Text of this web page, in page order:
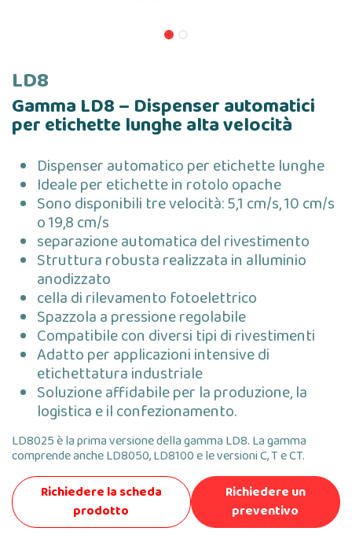
LD8
Gamma LD8 – Dispenser automatici
per etichette lunghe alta velocità
Dispenser automatico per etichette lunghe
Ideale per etichette in rotolo opache
Sono disponibili tre velocità: 5,1 cm/s, 10 cm/s
o 19,8 cm/s
separazione automatica del rivestimento
Struttura robusta realizzata in alluminio
anodizzato
cella di rilevamento fotoelettrico
Spazzola a pressione regolabile
Compatibile con diversi tipi di rivestimenti
Adatto per applicazioni intensive di
etichettatura industriale
Soluzione affidabile per la produzione, la
logistica e il confezionamento.
LD8025 è la prima versione della gamma LD8. La gamma
comprende anche LD8050, LD8100 e le versioni C, T e CT.
Richiedere la scheda
prodotto
Richiedere un
preventivo